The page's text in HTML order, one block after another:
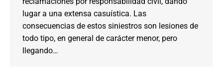
lugar a una extensa casuística. Las
consecuencias de estos siniestros son lesiones de
todo tipo, en general de carácter menor, pero
llegando…